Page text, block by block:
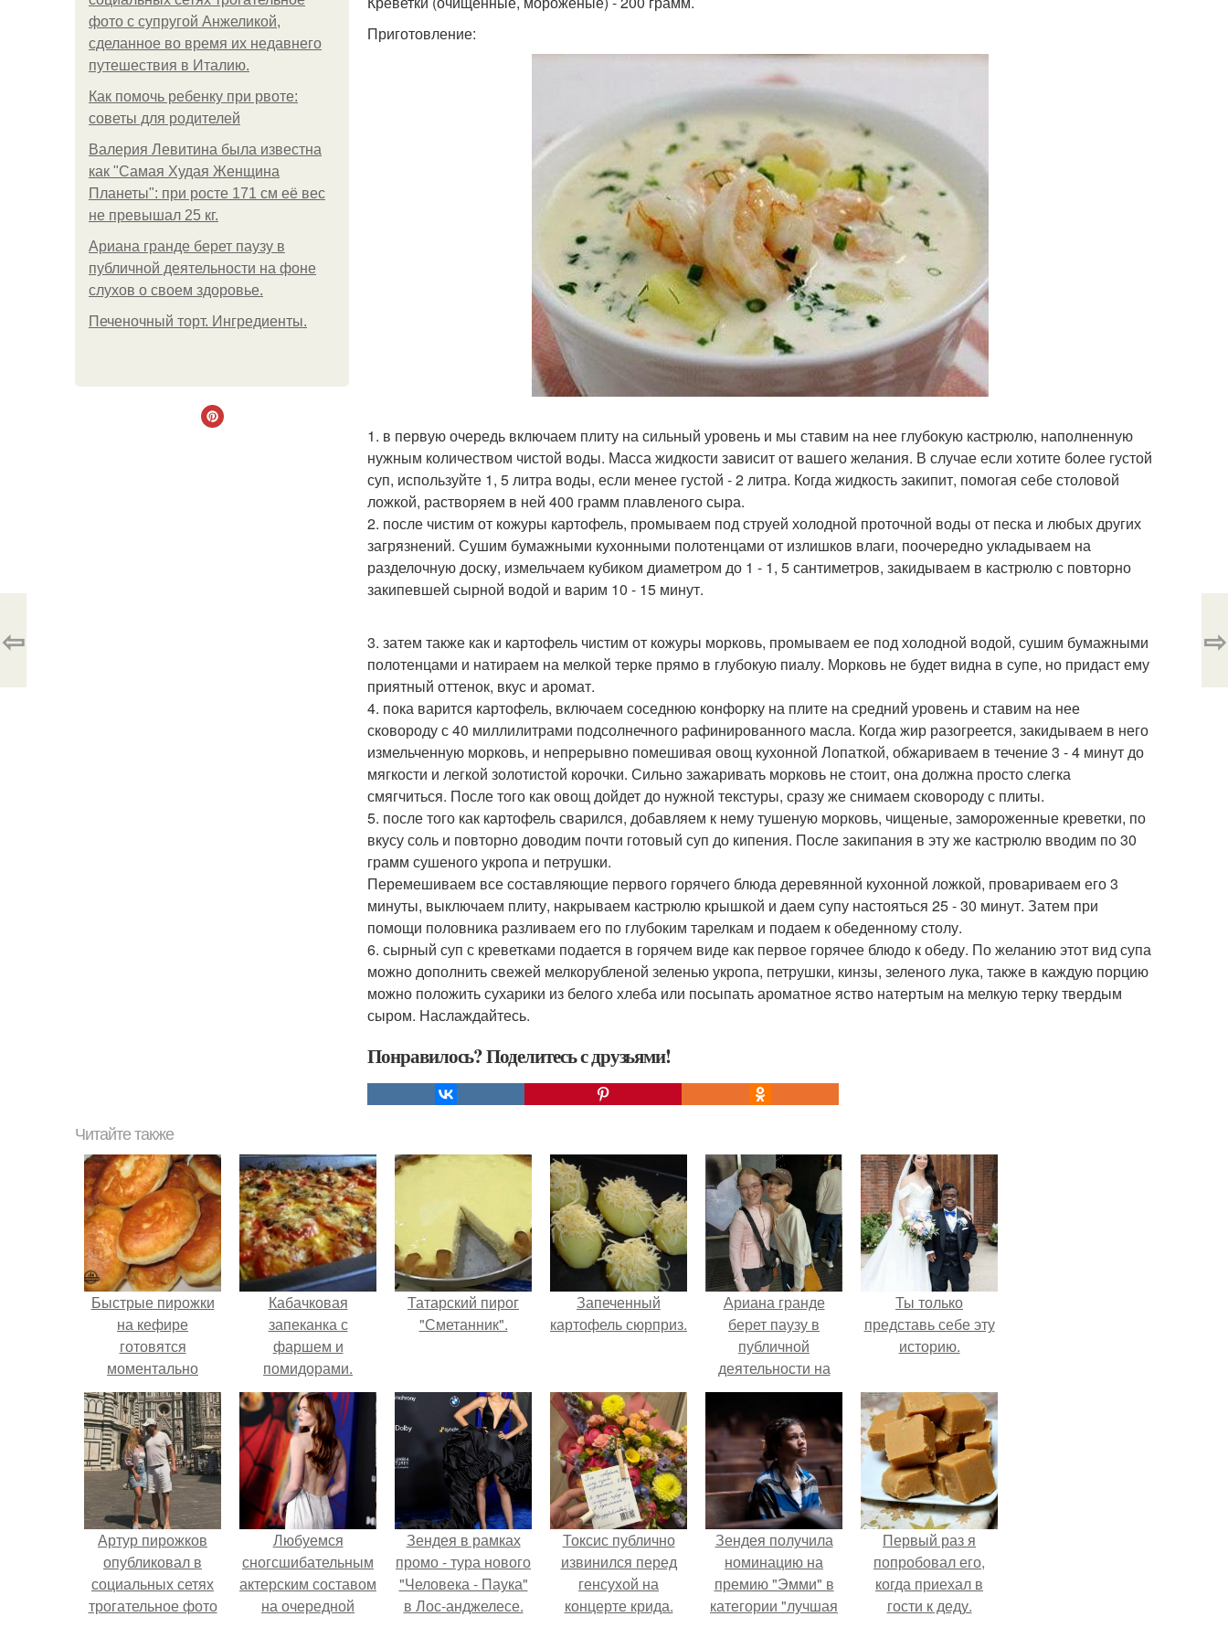
фото с супругой Анжеликой,
сделанное во время их недавнего
путешествия в Италию.
Как помочь ребенку при рвоте:
советы для родителей
Валерия Левитина была известна
как "Самая Худая Женщина
Планеты": при росте 171 см её вес
не превышал 25 кг.
Ариана гранде берет паузу в
публичной деятельности на фоне
слухов о своем здоровье.
Печеночный торт. Ингредиенты.
Приготовление:
1. в первую очередь включаем плиту на сильный уровень и мы ставим на нее глубокую кастрюлю, наполненную
нужным количеством чистой воды. Масса жидкости зависит от вашего желания. В случае если хотите более густой
суп, используйте 1, 5 литра воды, если менее густой - 2 литра. Когда жидкость закипит, помогая себе столовой
ложкой, растворяем в ней 400 грамм плавленого сыра.
2. после чистим от кожуры картофель, промываем под струей холодной проточной воды от песка и любых других
загрязнений. Сушим бумажными кухонными полотенцами от излишков влаги, поочередно укладываем на
разделочную доску, измельчаем кубиком диаметром до 1 - 1, 5 сантиметров, закидываем в кастрюлю с повторно
закипевшей сырной водой и варим 10 - 15 минут.
3. затем также как и картофель чистим от кожуры морковь, промываем ее под холодной водой, сушим бумажными
полотенцами и натираем на мелкой терке прямо в глубокую пиалу. Морковь не будет видна в супе, но придаст ему
приятный оттенок, вкус и аромат.
4. пока варится картофель, включаем соседнюю конфорку на плите на средний уровень и ставим на нее
сковороду с 40 миллилитрами подсолнечного рафинированного масла. Когда жир разогреется, закидываем в него
измельченную морковь, и непрерывно помешивая овощ кухонной Лопаткой, обжариваем в течение 3 - 4 минут до
мягкости и легкой золотистой корочки. Сильно зажаривать морковь не стоит, она должна просто слегка
смягчиться. После того как овощ дойдет до нужной текстуры, сразу же снимаем сковороду с плиты.
5. после того как картофель сварился, добавляем к нему тушеную морковь, чищеные, замороженные креветки, по
вкусу соль и повторно доводим почти готовый суп до кипения. После закипания в эту же кастрюлю вводим по 30
грамм сушеного укропа и петрушки.
Перемешиваем все составляющие первого горячего блюда деревянной кухонной ложкой, провариваем его 3
минуты, выключаем плиту, накрываем кастрюлю крышкой и даем супу настояться 25 - 30 минут. Затем при
помощи половника разливаем его по глубоким тарелкам и подаем к обеденному столу.
6. сырный суп с креветками подается в горячем виде как первое горячее блюдо к обеду. По желанию этот вид супа
можно дополнить свежей мелкорубленой зеленью укропа, петрушки, кинзы, зеленого лука, также в каждую порцию
можно положить сухарики из белого хлеба или посыпать ароматное яство натертым на мелкую терку твердым
сыром. Наслаждайтесь.
Понравилось? Поделитесь с друзьями!
⇦ ⇨
Читайте также
Быстрые пирожки
на кефире
готовятся
моментально
рецепт.
Кабачковая
запеканка с
фаршем и
помидорами.
Татарский пирог
"Сметанник".
Запеченный
картофель сюрприз.
Ариана гранде
берет паузу в
публичной
деятельности на
фоне слухов о
своем здоровье.
Ты только
представь себе эту
историю.
Артур пирожков
опубликовал в
социальных сетях
трогательное фото
Любуемся
сногсшибательным
актерским составом
на очередной
Зендея в рамках
промо - тура нового
"Человека - Паука"
в Лос-анджелесе.
Токсис публично
извинился перед
генсухой на
концерте крида.
Зендея получила
номинацию на
премию "Эмми" в
категории "лучшая
Первый раз я
попробовал его,
когда приехал в
гости к деду.